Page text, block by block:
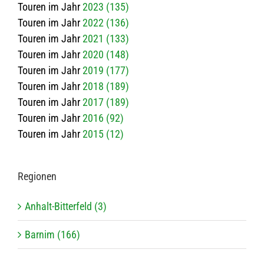
Touren im Jahr2023 (135)
Touren im Jahr2022 (136)
Touren im Jahr2021 (133)
Touren im Jahr2020 (148)
Touren im Jahr2019 (177)
Touren im Jahr2018 (189)
Touren im Jahr2017 (189)
Touren im Jahr2016 (92)
Touren im Jahr2015 (12)
Regio­nen
Anhalt-Bitterfeld (3)
Barnim (166)